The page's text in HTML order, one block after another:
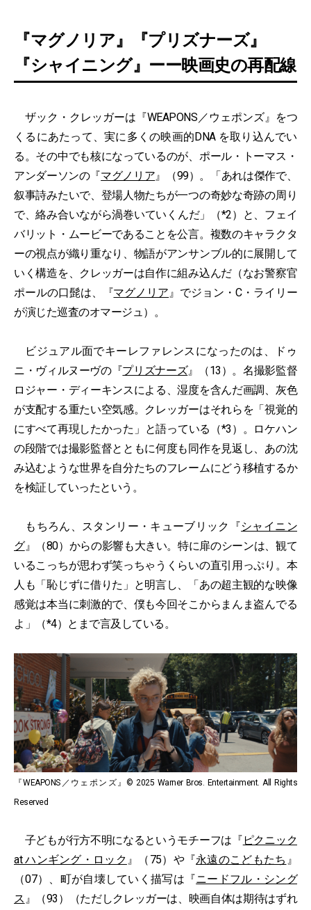
『マグノリア』『プリズナーズ』
『シャイニング』ーー映画史の再配線
ザック・クレッガーは『WEAPONS／ウェポンズ』をつ
くるにあたって、実に多くの映画的DNA を取り込んでい
る。その中でも核になっているのが、ポール・トーマス・
アンダーソンの『マグノリア』（99）。「あれは傑作で、
叙事詩みたいで、登場人物たちが一つの奇妙な奇跡の周り
で、絡み合いながら渦巻いていくんだ」（*2）と、フェイ
バリット・ムービーであることを公言。複数のキャラクタ
ーの視点が織り重なり、物語がアンサンブル的に展開して
いく構造を、クレッガーは自作に組み込んだ（なお警察官
ポールの口髭は、『マグノリア』でジョン・C・ライリー
が演じた巡査のオマージュ）。
ビジュアル面でキーレファレンスになったのは、ドゥ
ニ・ヴィルヌーヴの『プリズナーズ』（13）。名撮影監督
ロジャー・ディーキンスによる、湿度を含んだ画調、灰色
が支配する重たい空気感。クレッガーはそれらを「視覚的
にすべて再現したかった」と語っている（*3）。ロケハン
の段階では撮影監督とともに何度も同作を見返し、あの沈
み込むような世界を自分たちのフレームにどう移植するか
を検証していったという。
もちろん、スタンリー・キューブリック『シャイニン
グ』（80）からの影響も大きい。特に扉のシーンは、観て
いるこっちが思わず笑っちゃうくらいの直引用っぷり。本
人も「恥じずに借りた」と明言し、「あの超主観的な映像
感覚は本当に刺激的で、僕も今回そこからまんま盗んでる
よ」（*4）とまで言及している。
『WEAPONS／ウェポンズ』© 2025 Warner Bros. Entertainment. All Rights
Reserved
子どもが行方不明になるというモチーフは『 ピクニック
at ハンギング・ロック 』（75）や『永遠のこどもたち 』
（07）、町が自壊していく描写は『ニードフル・シング
ス 』（93）（ただしクレッガーは、映画自体は期待はずれ